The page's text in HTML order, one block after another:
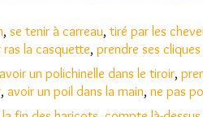
, se tenir à carreau, tiré par les
ras la casquette, prendre ses
avoir un polichinelle dans le tiroir,
, avoir un poil dans la main, ne pas